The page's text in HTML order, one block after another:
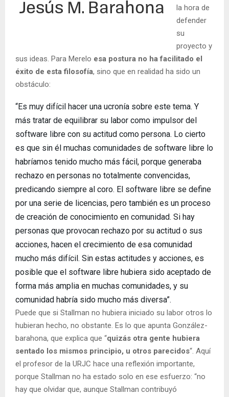
la hora de
defender
su
proyecto y
sus ideas. Para Merelo esa postura no ha facilitado el
éxito de esta filosofía, sino que en realidad ha sido un
obstáculo:
“Es muy difícil hacer una ucronía sobre este tema. Y
más tratar de equilibrar su labor como impulsor del
software libre con su actitud como persona. Lo cierto
es que sin él muchas comunidades de software libre lo
habríamos tenido mucho más fácil, porque generaba
rechazo en personas no totalmente convencidas,
predicando siempre al coro. El software libre se define
por una serie de licencias, pero también es un proceso
de creación de conocimiento en comunidad. Si hay
personas que provocan rechazo por su actitud o sus
acciones, hacen el crecimiento de esa comunidad
mucho más difícil. Sin estas actitudes y acciones, es
posible que el software libre hubiera sido aceptado de
forma más amplia en muchas comunidades, y su
comunidad habría sido mucho más diversa”.
Puede que si Stallman no hubiera iniciado su labor otros lo
hubieran hecho, no obstante. Es lo que apunta González-
barahona, que explica que “quizás otra gente hubiera
sentado los mismos principio, u otros parecidos“. Aquí
el profesor de la URJC hace una reflexión importante,
porque Stallman no ha estado solo en ese esfuerzo: “no
hay que olvidar que, aunque Stallman contribuyó